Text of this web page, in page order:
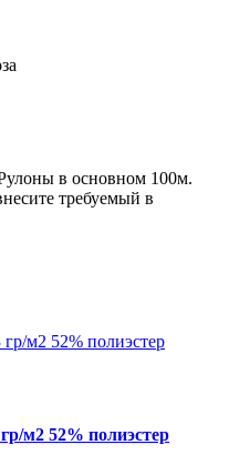
в основном 100м.
требуемый в
м2 52% полиэстер